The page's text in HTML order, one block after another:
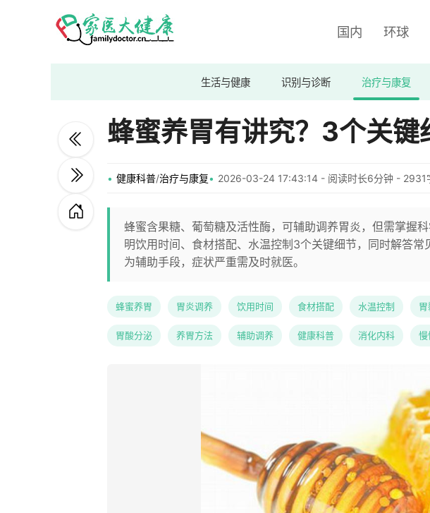
国内 环球
生活与健康 识别与诊断 治疗与康复
蜂蜜养胃有讲究？3个关键
健康科普/治疗与康复 2026-03-24 17:43:14 - 阅读时长6分钟 - 2931
蜂蜜含果糖、葡萄糖及活性酶，可辅助调养胃炎，但需掌握
明饮用时间、食材搭配、水温控制3个关键细节，同时解答
为辅助手段，症状严重需及时就医。
蜂蜜养胃 胃炎调养 饮用时间 食材搭配 水温控制
胃酸分泌 养胃方法 辅助调养 健康科普 消化内科 慢